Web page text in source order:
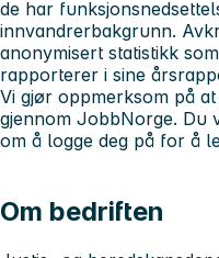
de har
innvandrerbakgrunn.
anonymisert statistikk
rapporterer i sine
Vi gjør oppmerksom på
gjennom JobbNorge. Du
om å logge deg på for å
Om bedriften